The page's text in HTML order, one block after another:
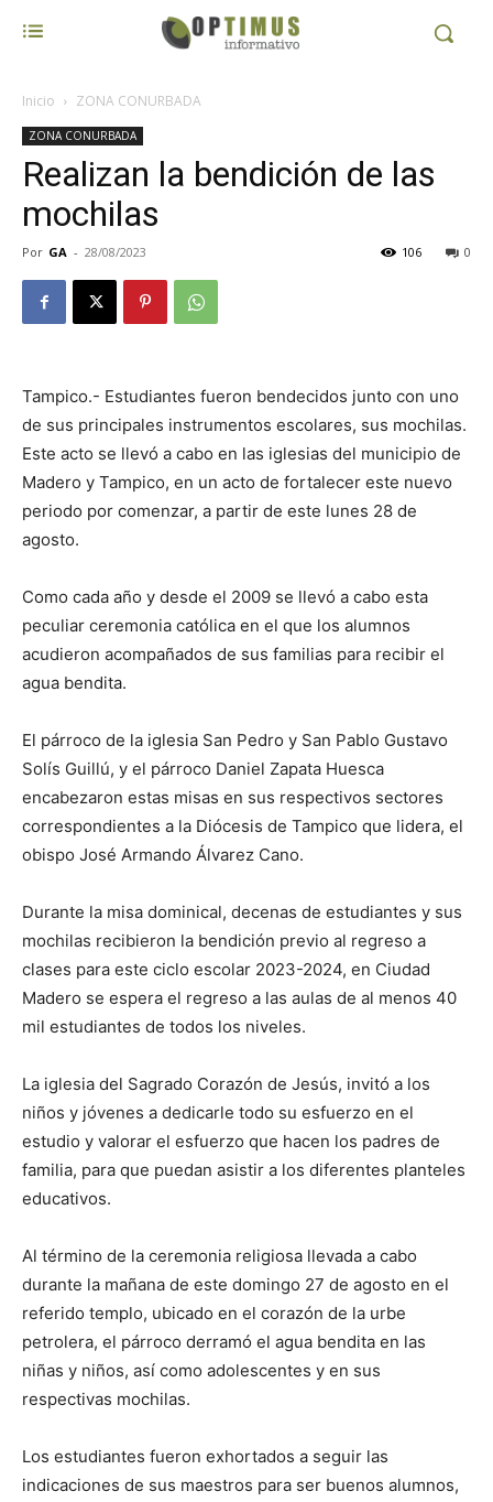
Inicio ZONA CONURBADA
ZONA CONURBADA
Realizan la bendición de las
mochilas
Por GA - 28/08/2023 0
106
Tampico.- Estudiantes fueron bendecidos junto con uno
de sus principales instrumentos escolares, sus mochilas.
Este acto se llevó a cabo en las iglesias del municipio de
Madero y Tampico, en un acto de fortalecer este nuevo
periodo por comenzar, a partir de este lunes 28 de
agosto.
Como cada año y desde el 2009 se llevó a cabo esta
peculiar ceremonia católica en el que los alumnos
acudieron acompañados de sus familias para recibir el
agua bendita.
El párroco de la iglesia San Pedro y San Pablo Gustavo
Solís Guillú, y el párroco Daniel Zapata Huesca
encabezaron estas misas en sus respectivos sectores
correspondientes a la Diócesis de Tampico que lidera, el
obispo José Armando Álvarez Cano.
Durante la misa dominical, decenas de estudiantes y sus
mochilas recibieron la bendición previo al regreso a
clases para este ciclo escolar 2023-2024, en Ciudad
Madero se espera el regreso a las aulas de al menos 40
mil estudiantes de todos los niveles.
La iglesia del Sagrado Corazón de Jesús, invitó a los
niños y jóvenes a dedicarle todo su esfuerzo en el
estudio y valorar el esfuerzo que hacen los padres de
familia, para que puedan asistir a los diferentes planteles
educativos.
Al término de la ceremonia religiosa llevada a cabo
durante la mañana de este domingo 27 de agosto en el
referido templo, ubicado en el corazón de la urbe
petrolera, el párroco derramó el agua bendita en las
niñas y niños, así como adolescentes y en sus
respectivas mochilas.
Los estudiantes fueron exhortados a seguir las
indicaciones de sus maestros para ser buenos alumnos,